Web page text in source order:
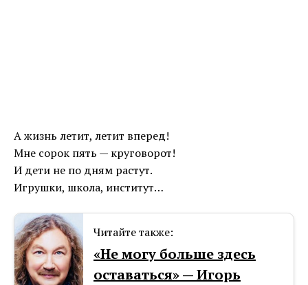
А жизнь летит, летит вперед!
Мне сорок пять — круговорот!
И дети не по дням растут.
Игрушки, школа, институт…
Читайте также:
«Не могу больше здесь
оставаться» — Игорь